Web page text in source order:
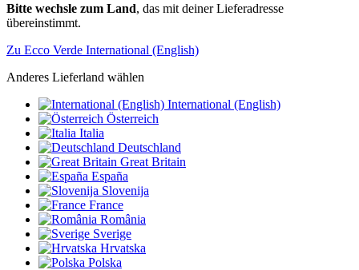
Bitte wechsle zum Land, das mit deiner Lieferadresse
übereinstimmt.
Zu Ecco Verde International (English)
Anderes Lieferland wählen
International (English)
Österreich
Italia
Deutschland
Great Britain
España
Slovenija
France
România
Sverige
Hrvatska
Polska